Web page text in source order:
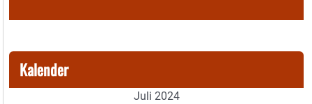
Kalender
Juli 2024